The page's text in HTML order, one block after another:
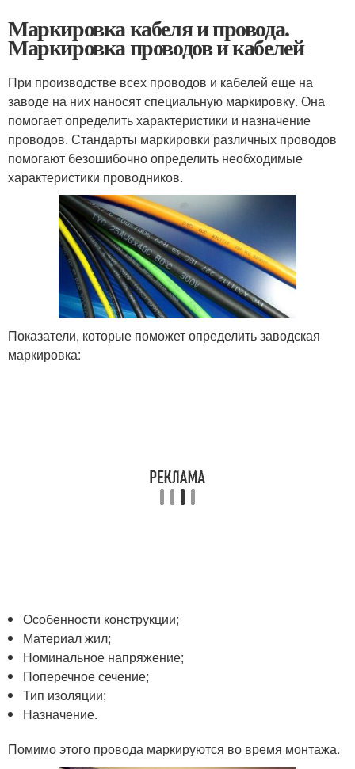
Маркировка кабеля и провода.
Маркировка проводов и кабелей
При производстве всех проводов и кабелей еще на
заводе на них наносят специальную маркировку. Она
помогает определить характеристики и назначение
проводов. Стандарты маркировки различных проводов
помогают безошибочно определить необходимые
характеристики проводников.
Показатели, которые поможет определить заводская
маркировка:
Особенности конструкции;
Материал жил;
Номинальное напряжение;
Поперечное сечение;
Тип изоляции;
Назначение.
Помимо этого провода маркируются во время монтажа.